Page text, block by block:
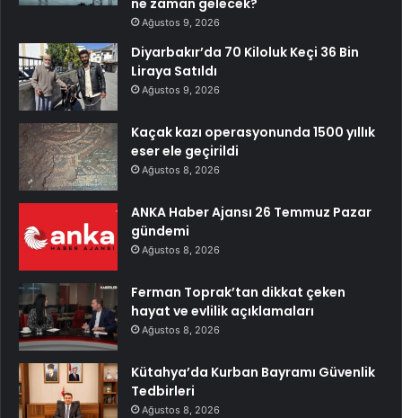
ne zaman gelecek?
Ağustos 9, 2026
Diyarbakır’da 70 Kiloluk Keçi 36 Bin
Liraya Satıldı
Ağustos 9, 2026
Kaçak kazı operasyonunda 1500 yıllık
eser ele geçirildi
Ağustos 8, 2026
ANKA Haber Ajansı 26 Temmuz Pazar
gündemi
Ağustos 8, 2026
Ferman Toprak’tan dikkat çeken
hayat ve evlilik açıklamaları
Ağustos 8, 2026
Kütahya’da Kurban Bayramı Güvenlik
Tedbirleri
Ağustos 8, 2026